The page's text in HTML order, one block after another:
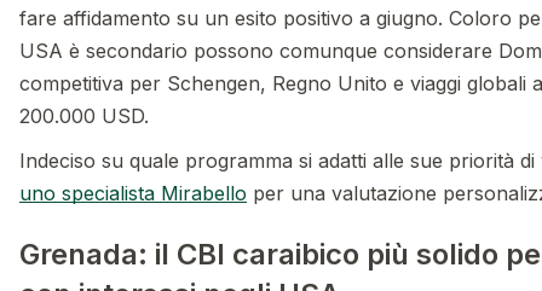
fare affidamento su un esito positivo a giugno. Coloro
USA è secondario possono comunque considerare
competitiva per Schengen, Regno Unito e viaggi globali
200.000 USD.
Indeciso su quale programma si adatti alle sue priorità
uno specialista Mirabello per una valutazione
Grenada: il CBI caraibico più solido